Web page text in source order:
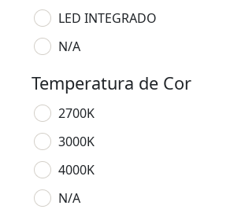
LED INTEGRADO
N/A
Temperatura de Cor
2700K
3000K
4000K
N/A